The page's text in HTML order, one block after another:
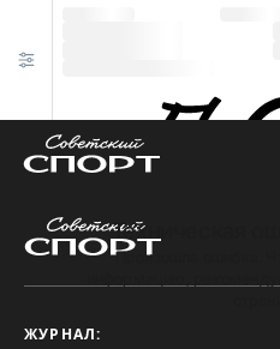
Техническая
Произошла ошибка.
ЖУРНАЛ: